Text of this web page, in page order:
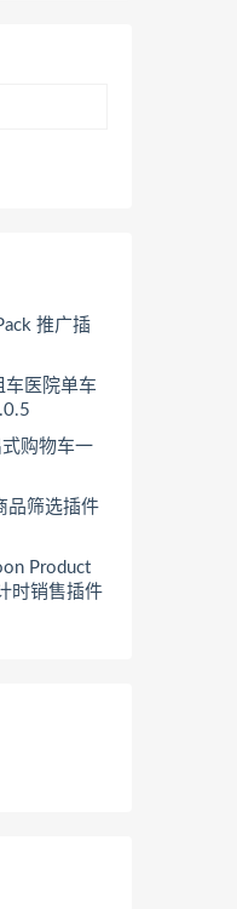
推广插
车医院单车
购物车一
品筛选插件
Product
时销售插件